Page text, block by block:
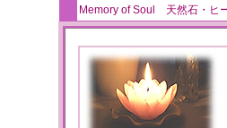
Memory of Soul 天然石・ヒ